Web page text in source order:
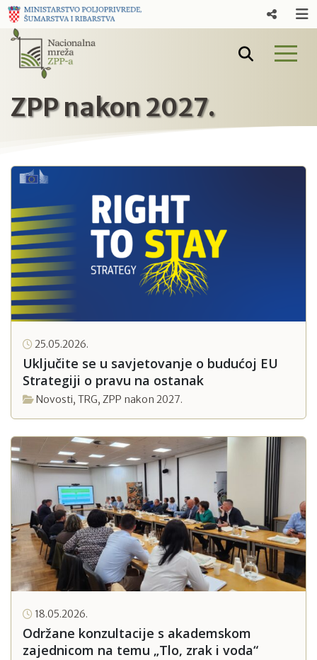
ZPP nakon 2027.
25.05.2026.
Uključite se u savjetovanje o budućoj EU
Strategiji o pravu na ostanak
Novosti, TRG, ZPP nakon 2027.
18.05.2026.
Održane konzultacije s akademskom
zajednicom na temu „Tlo, zrak i voda“